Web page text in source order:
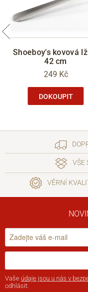
Shoeboy's kovová
42 cm
249 Kč
DOKOUPIT
VŠE
VĚRNÍ
Vaše údaje jsou u nás v
odhlásit.